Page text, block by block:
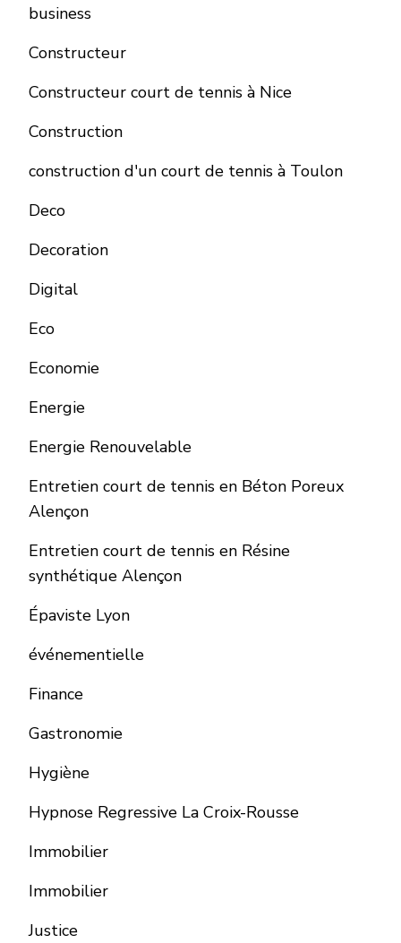
business
Constructeur
Constructeur court de tennis à Nice
Construction
construction d'un court de tennis à Toulon
Deco
Decoration
Digital
Eco
Economie
Energie
Energie Renouvelable
Entretien court de tennis en Béton Poreux
Alençon
Entretien court de tennis en Résine
synthétique Alençon
Épaviste Lyon
événementielle
Finance
Gastronomie
Hygiène
Hypnose Regressive La Croix-Rousse
Immobilier
Immobilier
Justice